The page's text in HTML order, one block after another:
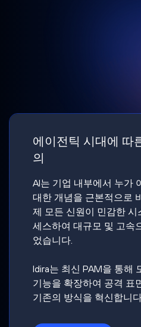
에이전틱 시대에 따
의
AI는 기업 내부에서 누가
대한 개념을 근본적으로
제 모든 신원이 민감한 시
세스하여 대규모 및 고속
었습니다.
Idira는 최신 PAM을 통해
기능을 확장하여 공격 표
기존의 방식을 혁신합니